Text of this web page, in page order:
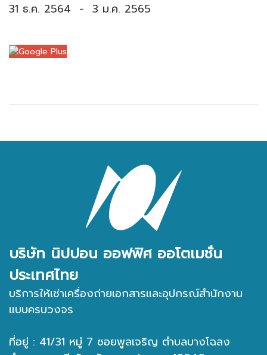
31 ธ.ค. 2564 - 3 ม.ค. 2565
บริษัท นิปปอน ออฟฟิศ ออโตเมชั่น
ประเทศไทย
บริการให้เช่าเครื่องถ่ายเอกสารและอุปกรณ์สำนักงาน
แบบครบวงจร
ที่อยู่ : 41/31 หมู่ 7 ซอยพูลเจริญ ตำบลบางโฉลง